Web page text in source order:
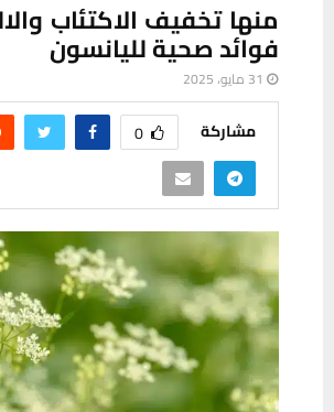
فوائد صحية لليانسون
31 مايو، 2025
مشاركة 0